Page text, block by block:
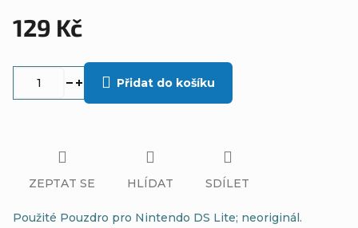
129 Kč
Přidat do košíku
Použité Pouzdro pro Nintendo DS Lite; neoriginál.
ZEPTAT SE HLÍDAT SDÍLET